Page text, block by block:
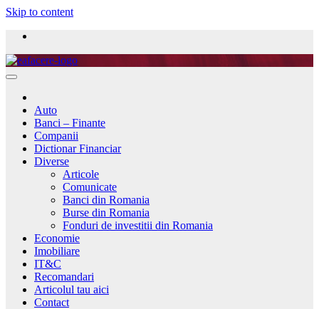
Skip to content
Auto
Banci – Finante
Companii
Dictionar Financiar
Diverse
Articole
Comunicate
Banci din Romania
Burse din Romania
Fonduri de investitii din Romania
Economie
Imobiliare
IT&C
Recomandari
Articolul tau aici
Contact